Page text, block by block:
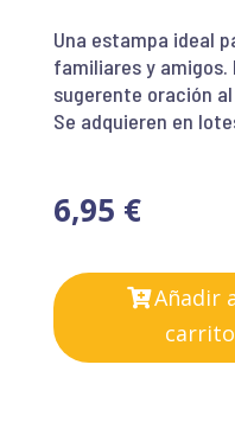
Una estampa ideal
familiares y amigos.
sugerente oración
Se adquieren en
6,95 €
Añadir
carrito